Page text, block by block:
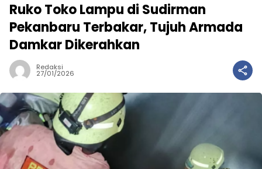
Ruko Toko Lampu di Sudirman
Pekanbaru Terbakar, Tujuh Armada
Damkar Dikerahkan
Redaksi
27/01/2026